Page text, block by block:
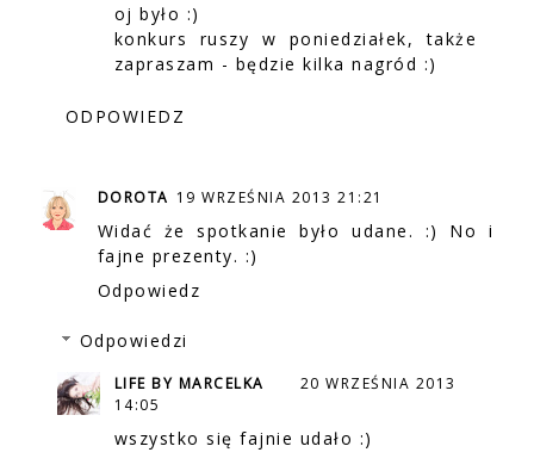
oj było :)
konkurs ruszy w poniedziałek, także
zapraszam - będzie kilka nagród :)
ODPOWIEDZ
DOROTA 19 WRZEŚNIA 2013 21:21
Widać że spotkanie było udane. :) No i
fajne prezenty. :)
Odpowiedz
Odpowiedzi
LIFE BY MARCELKA
20 WRZEŚNIA 2013
14:05
wszystko się fajnie udało :)